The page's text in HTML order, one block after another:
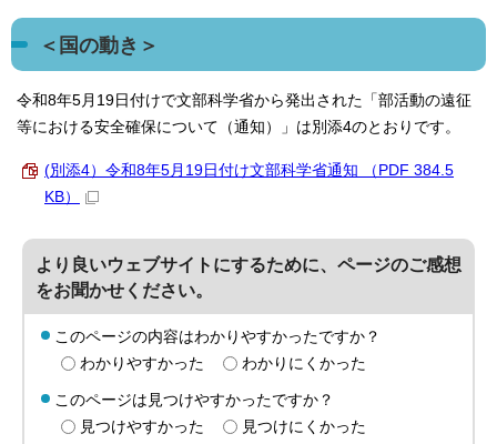
＜国の動き＞
令和8年5月19日付けで文部科学省から発出された「部活動の遠征
等における安全確保について（通知）」は別添4のとおりです。
(別添4）令和8年5月19日付け文部科学省通知 （PDF 384.5
KB）
より良いウェブサイトにするために、ページのご感想
をお聞かせください。
このページの内容はわかりやすかったですか？
わかりやすかった
わかりにくかった
このページは見つけやすかったですか？
見つけやすかった
見つけにくかった